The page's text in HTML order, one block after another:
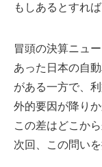
もしあるとすれ
冒頭の決算ニュ
あった日本の自
がある一方で、
外的要因が降り
この差はどこか
次回、この問い